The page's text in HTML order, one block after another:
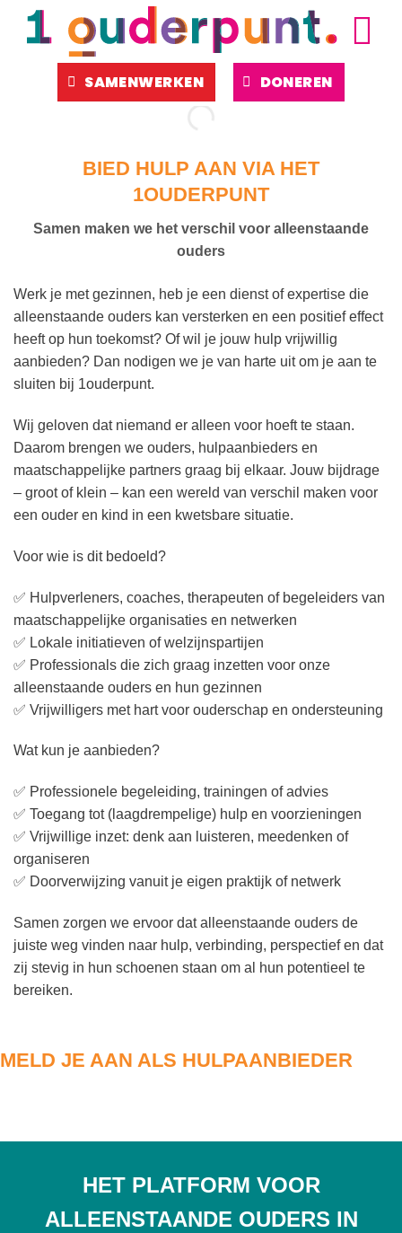
naar
SAMENWERKEN DONEREN
BIED HULP AAN VIA HET
1OUDERPUNT
Samen maken we het verschil voor alleenstaande
ouders
Werk je met gezinnen, heb je een dienst of expertise die
alleenstaande ouders kan versterken en een positief effect
heeft op hun toekomst? Of wil je jouw hulp vrijwillig
aanbieden? Dan nodigen we je van harte uit om je aan te
sluiten bij 1ouderpunt.
Wij geloven dat niemand er alleen voor hoeft te staan.
Daarom brengen we ouders, hulpaanbieders en
maatschappelijke partners graag bij elkaar. Jouw bijdrage
– groot of klein – kan een wereld van verschil maken voor
een ouder en kind in een kwetsbare situatie.
Voor wie is dit bedoeld?
✅ Hulpverleners, coaches, therapeuten of begeleiders van
maatschappelijke organisaties en netwerken
✅ Lokale initiatieven of welzijnspartijen
✅ Professionals die zich graag inzetten voor onze
alleenstaande ouders en hun gezinnen
✅ Vrijwilligers met hart voor ouderschap en ondersteuning
Wat kun je aanbieden?
✅ Professionele begeleiding, trainingen of advies
✅ Toegang tot (laagdrempelige) hulp en voorzieningen
✅ Vrijwillige inzet: denk aan luisteren, meedenken of
organiseren
✅ Doorverwijzing vanuit je eigen praktijk of netwerk
Samen zorgen we ervoor dat alleenstaande ouders de
juiste weg vinden naar hulp, verbinding, perspectief en dat
zij stevig in hun schoenen staan om al hun potentieel te
bereiken.
MELD JE AAN ALS HULPAANBIEDER
HET PLATFORM VOOR
ALLEENSTAANDE OUDERS IN